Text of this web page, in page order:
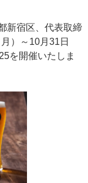
新宿区、代表取締
）～10月31日
を開催いたしま